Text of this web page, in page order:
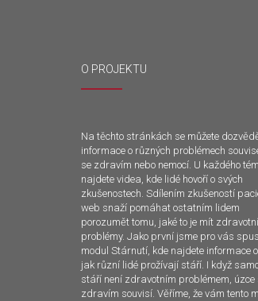
O PROJEKTU
Na těchto stránkách se můžete
informace o různých problémech
se zdravím nebo nemocí. U každého
najdete videa, kde lidé hovoří o svých
zkušenostech. Sdílením zkušeností
web snaží pomáhat ostatním lidem
porozumět tomu, jaké to je mít zdravotní
problémy. Jako první jsme pro vás
modul Stárnutí, kde najdete informace
jak různí lidé prožívají stáří. I když
stáří není zdravotním problémem, úzce
zdravím souvisí. Věříme, že vám tento